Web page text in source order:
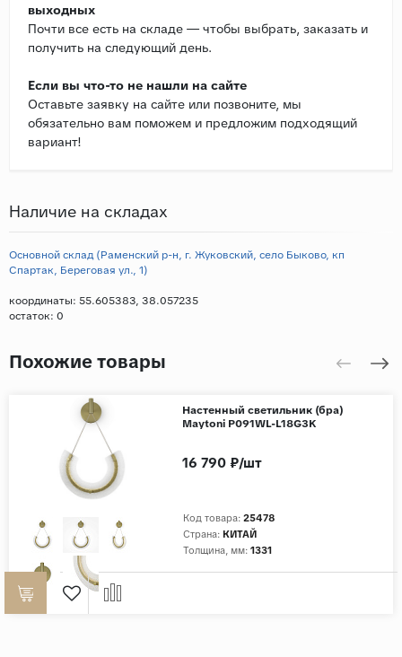
выходных
Почти все есть на складе — чтобы выбрать, заказать и
получить на следующий день.
Если вы что-то не нашли на сайте
Оставьте заявку на сайте или позвоните, мы
обязательно вам поможем и предложим подходящий
вариант!
Наличие на складах
Основной склад (Раменский р-н, г. Жуковский, село Быково, кп
Спартак, Береговая ул., 1)
координаты: 55.605383, 38.057235
остаток: 0
Похожие товары
Настенный светильник (бра)
Maytoni P091WL-L18G3K
Код товара: 25478
Страна: КИТАЙ
Толщина, мм: 1331
16 790 ₽/шт